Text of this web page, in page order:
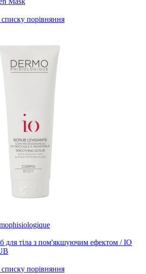
порівняння
для тіла з пом'якшуючим ефектом / IO
порівняння